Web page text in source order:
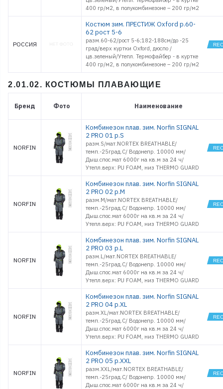
400 гр/м2, в полукомбинезоне – 200 гр/м2
РОССИЯ
Костюм зим. ПРЕСТИЖ Oxford р.60-
62 рост 5-6
разм.60-62/рост 5-6;182-188см/до -25
град/верх куртки Oxford, дюспо /
цв.зеленый/Утепл. Термофайбер - в куртке
400 гр/м2, в полукомбинезоне – 200 гр/м2
2.01.02. КОСТЮМЫ ПЛАВАЮЩИЕ
Бренд Фото Наименование
NORFIN
Комбинезон плав. зим. Norfin SIGNAL
2 PRO 01 р.S
разм.S/мат.NORTEX BREATHABLE/
темп.-25град.С/ Водонепр. 10000 мм/
Дыш.спос.мат 6000г на кв.м за 24 ч/
Утепл.верх: PU FOAM, низ THERMO GUARD
NORFIN
Комбинезон плав. зим. Norfin SIGNAL
2 PRO 02 р.M
разм.M/мат.NORTEX BREATHABLE/
темп.-25град.С/ Водонепр. 10000 мм/
Дыш.спос.мат 6000г на кв.м за 24 ч/
Утепл.верх: PU FOAM, низ THERMO GUARD
NORFIN
Комбинезон плав. зим. Norfin SIGNAL
2 PRO 03 р.L
разм.L/мат.NORTEX BREATHABLE/
темп.-25град.С/ Водонепр. 10000 мм/
Дыш.спос.мат 6000г на кв.м за 24 ч/
Утепл.верх: PU FOAM, низ THERMO GUARD
NORFIN
Комбинезон плав. зим. Norfin SIGNAL
2 PRO 04 р.XL
разм.XL/мат.NORTEX BREATHABLE/
темп.-25град.С/ Водонепр. 10000 мм/
Дыш.спос.мат 6000г на кв.м за 24 ч/
Утепл.верх: PU FOAM, низ THERMO GUARD
NORFIN
Комбинезон плав. зим. Norfin SIGNAL
2 PRO 05 р.XXL
разм.XXL/мат.NORTEX BREATHABLE/
темп.-25град.С/ Водонепр. 10000 мм/
Дыш.спос.мат 6000г на кв.м за 24 ч/